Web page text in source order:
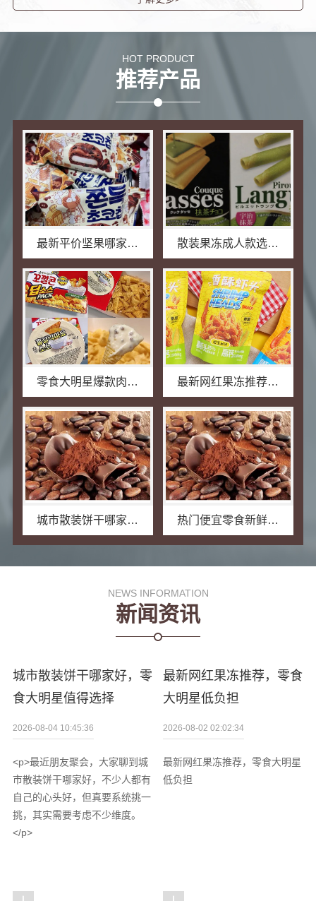
HOT PRODUCT
推荐产品
最新平价坚果哪家好？零食大明星口碑佳 散装果冻成人款选零食大明星健*味
零食大明星爆款肉脯家庭装，全家共享美味首选！ 最新网红果冻推荐：零食大明星果冻让你爱不释手！
城市散装饼干哪家好：零食大明星，品质优良，口感绝佳！ 热门便宜零食新鲜直供，零食大明星满足你的味蕾需求。
NEWS INFORMATION
新闻资讯
城市散装饼干哪家好，零
食大明星值得选择
2026-08-04 10:45:36
<p>最近朋友聚会，大家聊到城
市散装饼干哪家好，不少人都有
自己的心头好，但真要系统挑一
挑，其实需要考虑不少维度。
</p>
最新网红果冻推荐，零食
大明星低负担
2026-08-02 02:02:34
最新网红果冻推荐，零食大明星
低负担